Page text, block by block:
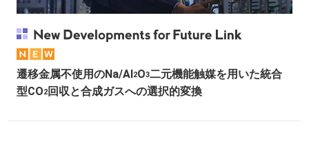
遷移金属不使用のNa/Al2O3二元機能触媒を用いた統合
型CO2 回収と合成ガスへの選択的変換